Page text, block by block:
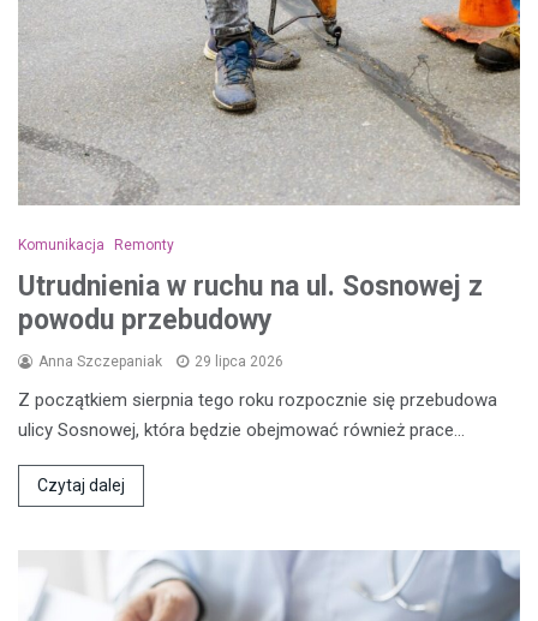
Komunikacja Remonty
Utrudnienia w ruchu na ul. Sosnowej z
powodu przebudowy
Anna Szczepaniak 29 lipca 2026
Z początkiem sierpnia tego roku rozpocznie się przebudowa
ulicy Sosnowej, która będzie obejmować również prace…
Czytaj dalej